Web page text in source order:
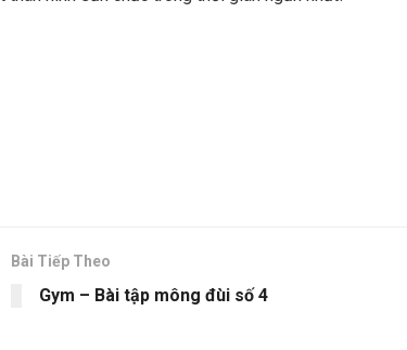
Bài Tiếp Theo
Gym – Bài tập mông đùi số 4